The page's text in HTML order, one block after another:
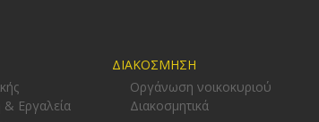
& Εργαλεία
ΔΙΑΚΟΣΜΗΣΗ
Οργάνωση νοικοκυριού
Διακοσμητικά